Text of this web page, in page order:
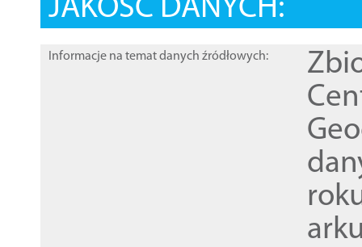
JAKOŚĆ DANYCH:
Informacje na temat danych źródłowych: